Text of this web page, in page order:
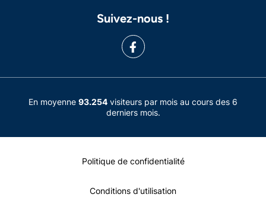
Suivez-nous !
En moyenne 93.254 visiteurs par mois au cours des 6
derniers mois.
Politique de confidentialité
Conditions d'utilisation